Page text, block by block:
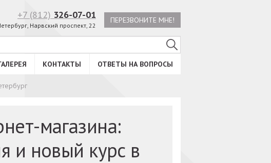
+7 (812) 326-07-01
Нарвский проспект, 22
ПЕРЕЗВОНИТЕ МНЕ!
КОНТАКТЫ ОТВЕТЫ НА ВОПРОСЫ
магазина:
и новый курс в